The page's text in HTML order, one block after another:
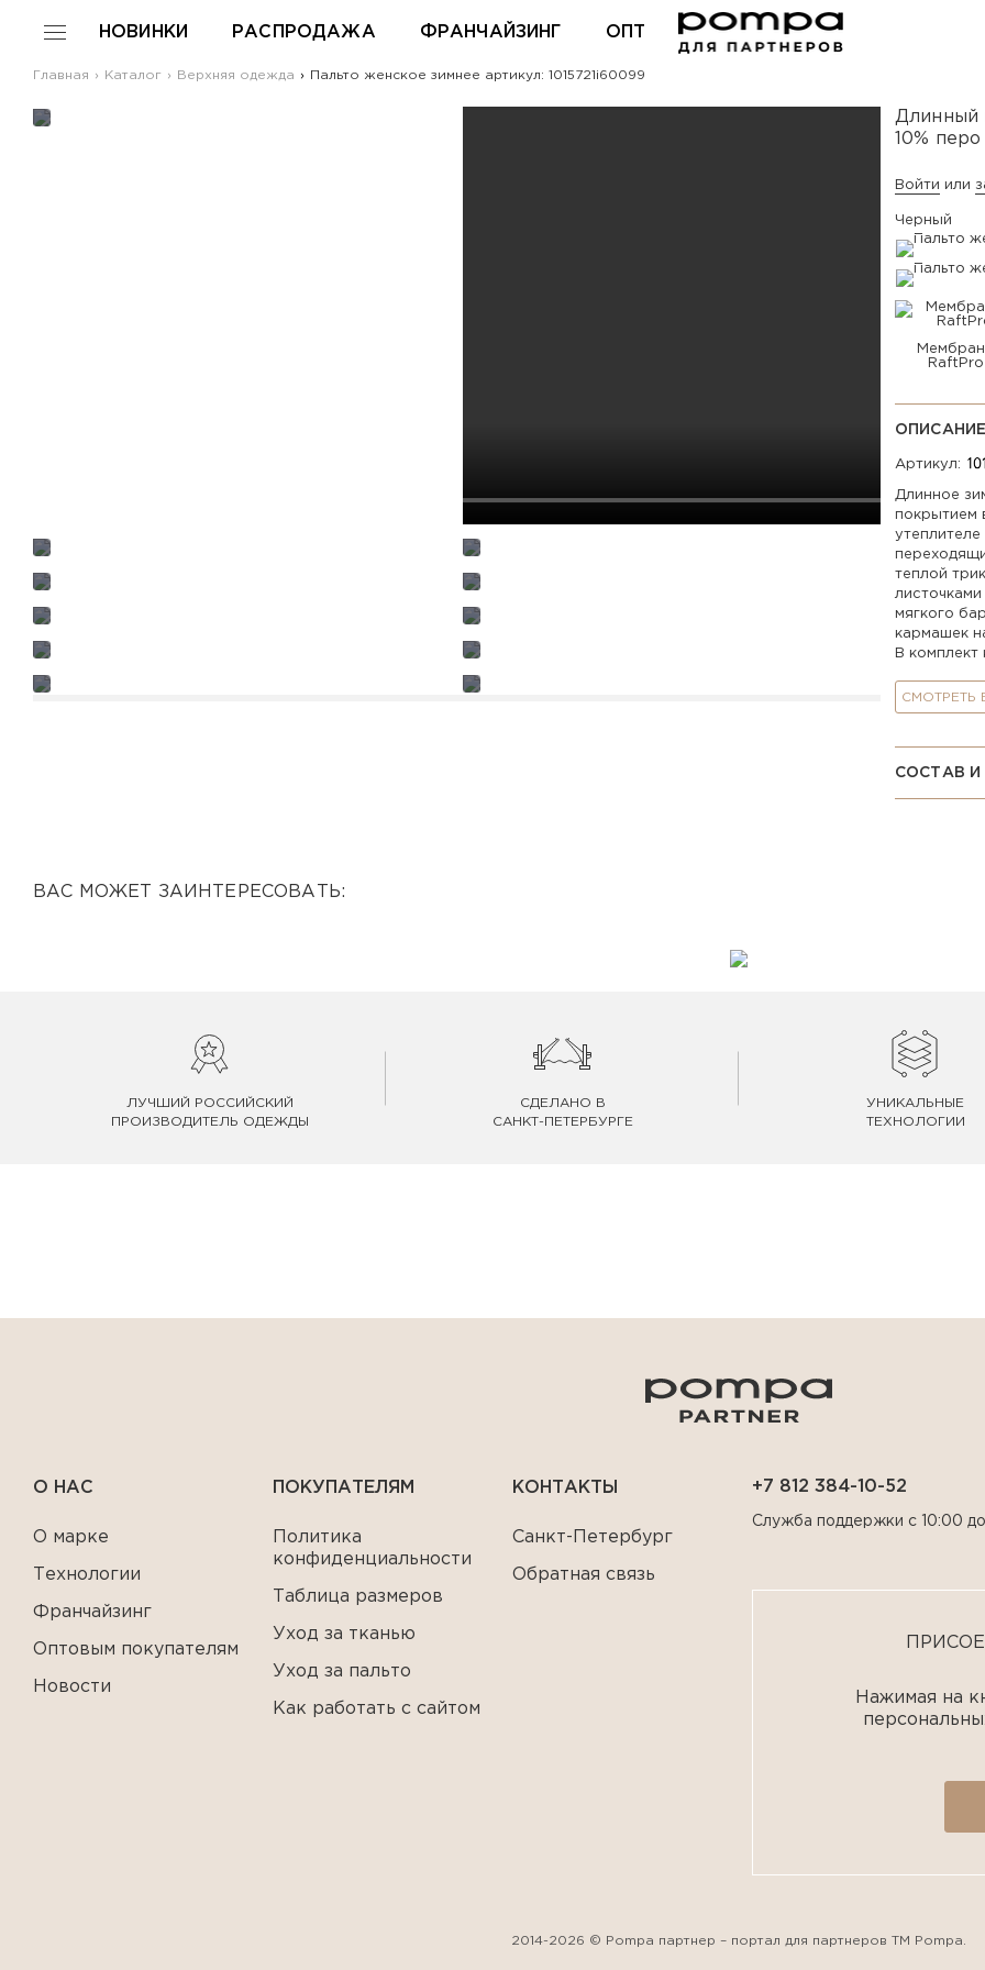
НОВИНКИ РАСПРОДАЖА ФРАНЧАЙЗИНГ ОПТ
Главная Каталог Верхняя одежда Пальто женское зимнее артикул: 1015721i60099
Длинный
10% перо
Войти или
Черный
RaftPro
ОПИСАНИЕ
Артикул:
Длинное
покрытием
теплой
мягкого
кармашек
В комплект
СМОТРЕТЬ
СОСТАВ И
ВАС МОЖЕТ ЗАИНТЕРЕСОВАТЬ:
ЛУЧШИЙ РОССИЙСКИЙ
ПРОИЗВОДИТЕЛЬ ОДЕЖДЫ
СДЕЛАНО В
САНКТ-ПЕТЕРБУРГЕ
УНИКАЛЬНЫЕ
ТЕХНОЛОГИИ
О НАС
О марке
Технологии
Франчайзинг
Оптовым покупателям
Новости
ПОКУПАТЕЛЯМ
Политика
конфиденциальности
Таблица размеров
Уход за тканью
Уход за пальто
Как работать с сайтом
КОНТАКТЫ
Санкт-Петербург
Обратная связь
Нажимая на
+7 812 384-10-52
Служба поддержки с 10:00
2014-2026 © Pompa партнер – портал для партнеров ТМ Pompa.